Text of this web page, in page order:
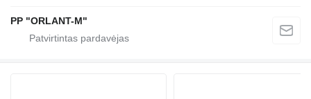
PP "ORLANT-M"